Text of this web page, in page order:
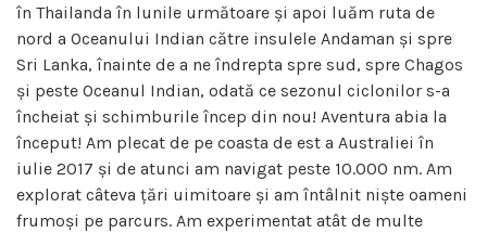
în Thailanda în lunile următoare și apoi luăm ruta de
nord a Oceanului Indian către insulele Andaman și spre
Sri Lanka, înainte de a ne îndrepta spre sud, spre Chagos
și peste Oceanul Indian, odată ce sezonul ciclonilor s-a
încheiat și schimburile încep din nou! Aventura abia la
început! Am plecat de pe coasta de est a Australiei în
iulie 2017 și de atunci am navigat peste 10.000 nm. Am
explorat câteva țări uimitoare și am întâlnit niște oameni
frumoși pe parcurs. Am experimentat atât de multe